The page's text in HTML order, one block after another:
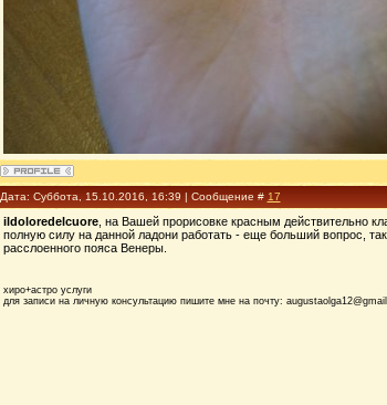
Дата: Суббота, 15.10.2016, 16:39 | Сообщение # 17
ildoloredelcuore, на Вашей прорисовке красным действительно
полную силу на данной ладони работать - еще больший вопрос,
расслоенного пояса Венеры.
хиро+астро услуги
для записи на личную консультацию пишите мне на почту: